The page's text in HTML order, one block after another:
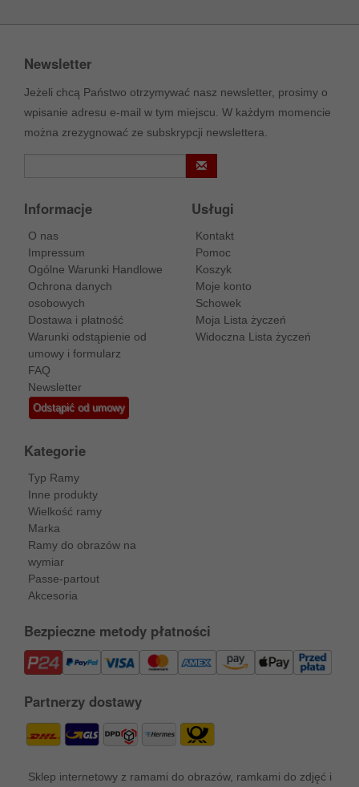
Newsletter
Jeżeli chcą Państwo otrzymywać nasz newsletter, prosimy o
wpisanie adresu e-mail w tym miejscu. W każdym momencie
można zrezygnować ze subskrypcji newslettera.
Informacje
O nas
Impressum
Ogólne Warunki Handlowe
Ochrona danych
osobowych
Dostawa i platność
Warunki odstąpienie od
umowy i formularz
FAQ
Newsletter
Odstąpić od umowy
Usługi
Kontakt
Pomoc
Koszyk
Moje konto
Schowek
Moja Lista życzeń
Widoczna Lista życzeń
Kategorie
Typ Ramy
Inne produkty
Wielkość ramy
Marka
Ramy do obrazów na
wymiar
Passe-partout
Akcesoria
Bezpieczne metody płatności
Partnerzy dostawy
Sklep internetowy z ramami do obrazów, ramkami do zdjęć i